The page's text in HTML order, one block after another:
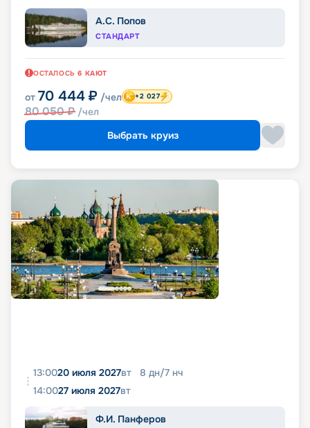
А.С. Попов
СТАНДАРТ
ОСТАЛОСЬ 6 КАЮТ
от 70 444 ₽ /чел
80 050₽ /чел
+2 027
Выбрать круиз
13:0020 июля 2027вт 8 дн/7 нч
14:0027 июля 2027вт
Ф.И. Панферов